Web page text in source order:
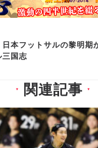
日本フットサルの黎明期
三国志
▼ 関連記事 ▼